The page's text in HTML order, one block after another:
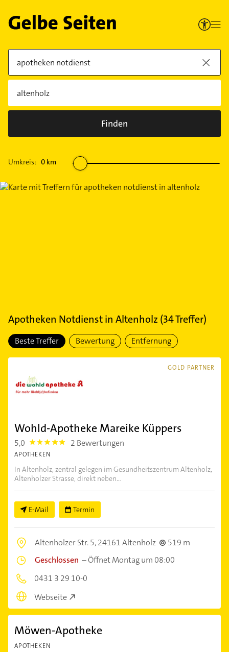
Finden
Umkreis: 0 km
Apotheken Notdienstin Altenholz (34Treffer)
Beste Treffer Bewertung Entfernung
GOLD PARTNER
Wohld-Apotheke Mareike Küppers
5,0 5.0 2 Bewertungen
APOTHEKEN
In Altenholz, zentral gelegen im Gesundheitszentrum Altenholz,
Altenholzer Strasse, direkt neben...
E-Mail Termin
Altenholzer Str. 5,24161 Altenholz
519 m
Geschlossen –Öffnet Montag um 08:00
0431 3 29 10-0
Webseite
Möwen-Apotheke
APOTHEKEN